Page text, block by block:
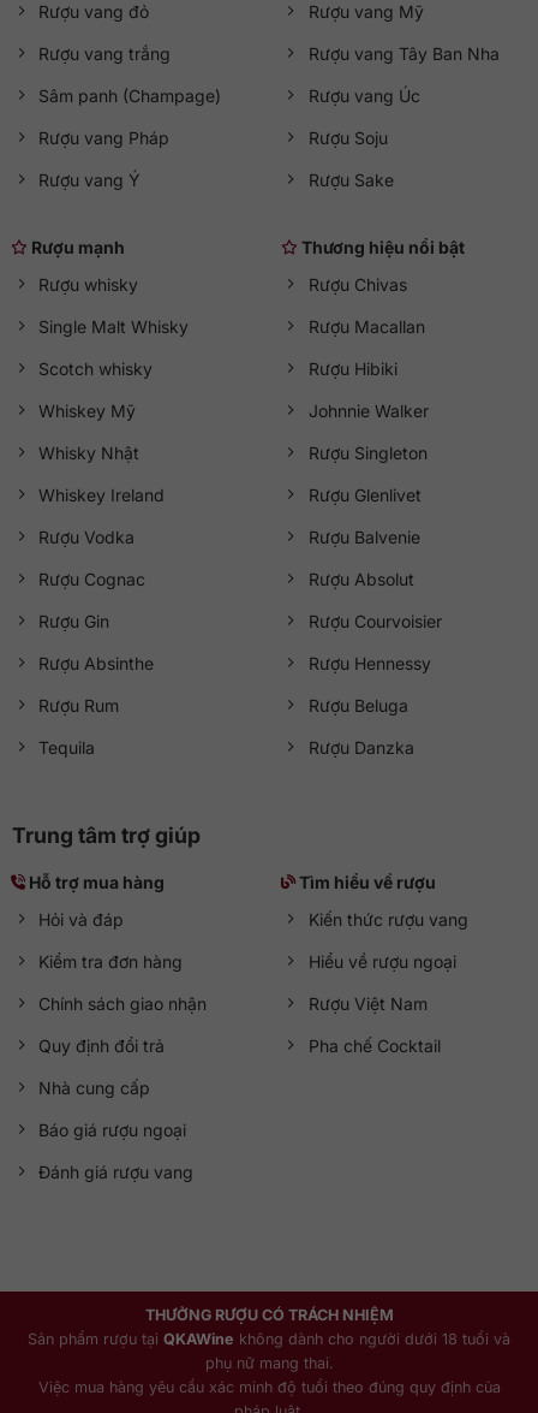
Rượu vang đỏ
Rượu vang trắng
Sâm panh (Champage)
Rượu vang Pháp
Rượu vang Ý
Rượu vang Mỹ
Rượu vang Tây Ban Nha
Rượu vang Úc
Rượu Soju
Rượu Sake
Rượu mạnh
Rượu whisky
Single Malt Whisky
Scotch whisky
Whiskey Mỹ
Whisky Nhật
Whiskey Ireland
Rượu Vodka
Rượu Cognac
Rượu Gin
Rượu Absinthe
Rượu Rum
Tequila
Thương hiệu nổi bật
Rượu Chivas
Rượu Macallan
Rượu Hibiki
Johnnie Walker
Rượu Singleton
Rượu Glenlivet
Rượu Balvenie
Rượu Absolut
Rượu Courvoisier
Rượu Hennessy
Rượu Beluga
Rượu Danzka
Trung tâm trợ giúp
Hỗ trợ mua hàng
Hỏi và đáp
Kiểm tra đơn hàng
Chính sách giao nhận
Quy định đổi trả
Nhà cung cấp
Báo giá rượu ngoại
Đánh giá rượu vang
Tìm hiểu về rượu
Kiến thức rượu vang
Hiểu về rượu ngoại
Rượu Việt Nam
Pha chế Cocktail
THƯỞNG RƯỢU CÓ TRÁCH NHIỆM
Sản phẩm rượu tại QKAWine không dành cho người dưới 18 tuổi và
phụ nữ mang thai.
Việc mua hàng yêu cầu xác minh độ tuổi theo đúng quy định của